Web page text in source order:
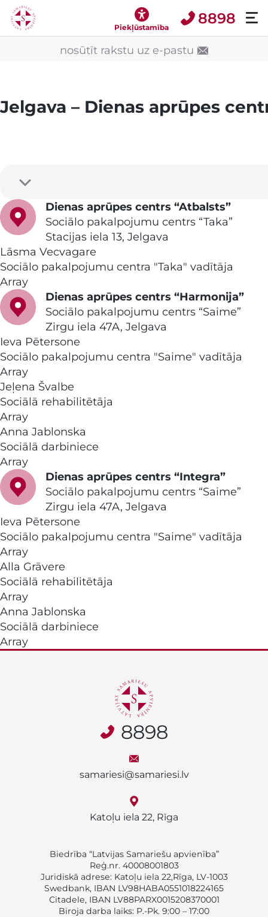
Piekļūstamība 8898
nosūtīt rakstu uz e-pastu
Jelgava – Dienas aprūpes
Dienas aprūpes centrs “Atbalsts”
Sociālo pakalpojumu centrs “Taka”
Stacijas iela 13, Jelgava
Lāsma Vecvagare
Sociālo pakalpojumu centra "Taka" vadītāja
Array
Dienas aprūpes centrs “Harmonija”
Sociālo pakalpojumu centrs “Saime”
Zirgu iela 47A, Jelgava
Ieva Pētersone
Sociālo pakalpojumu centra "Saime" vadītāja
Array
Jeļena Švalbe
Sociālā rehabilitētāja
Array
Anna Jablonska
Sociālā darbiniece
Array
Dienas aprūpes centrs “Integra”
Sociālo pakalpojumu centrs “Saime”
Zirgu iela 47A, Jelgava
Ieva Pētersone
Sociālo pakalpojumu centra "Saime" vadītāja
Array
Alla Grāvere
Sociālā rehabilitētāja
Array
Anna Jablonska
Sociālā darbiniece
Array
8898
samariesi@samariesi.lv
Katoļu iela 22, Rīga
Biedrība “Latvijas Samariešu apvienība”
Reģ.nr. 40008001803
Juridiskā adrese: Katoļu iela 22,Rīga, LV-1003
Swedbank, IBAN LV98HABA0551018224165
Citadele, IBAN LV88PARX0015208370001
Biroja darba laiks: P.-Pk. 9:00 – 17:00